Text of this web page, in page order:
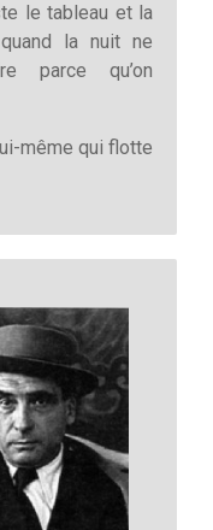
le tableau et la
la nuit ne
parce qu’on
même qui flotte